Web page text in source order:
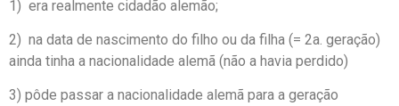
1) era realmente cidadão alemão;
2) na data de nascimento do filho ou da filha (= 2a. geração)
ainda tinha a nacionalidade alemã (não a havia perdido)
3) pôde passar a nacionalidade alemã para a geração